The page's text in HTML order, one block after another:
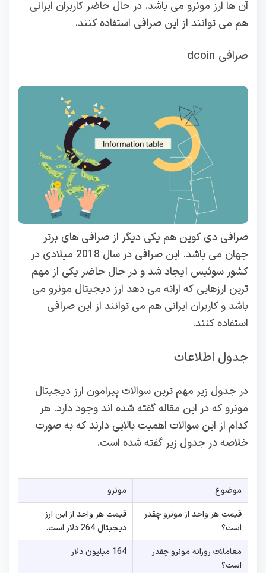
آن ها ارز مونرو می باشد. در حال حاضر کاربران ایرانی
هم می توانند از این صرافی استفاده کنند.
صرافی dcoin
صرافی دی کوین هم یکی دیگر از صرافی های برتر
جهان می باشد. این صرافی در سال 2018 میلادی در
کشور سوئیس ایجاد شد و در حال حاضر یکی از مهم
ترین ارزهایی که ارائه می دهد ارز دیجیتال مونرو می
باشد و کاربران ایرانی هم می توانند از این صرافی
استفاده کنند.
جدول اطلاعات
در جدول زیر مهم ترین سوالات پیرامون ارز دیجیتال
مونرو که در این مقاله گفته شده اند وجود دارد. هر
کدام از این سوالات اهمیت بالایی دارند که به صورت
خلاصه در جدول زیر گفته شده است.
موضوع
مونرو
قیمت هر واحد از مونرو چقدر
است؟
قیمت هر واحد از این ارز
دیجیتال 264 دلار است.
معاملات روزانه مونرو چقدر
است؟
164 میلیون دلار